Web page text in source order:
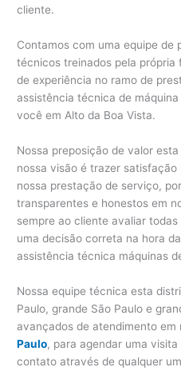
cliente.
Contamos com uma equipe de
técnicos treinados pela própria
de experiência no ramo de
assistência técnica de
você em Alto da Boa Vista.
Nossa preposição de valor
nossa visão é trazer
nossa prestação de serviço,
transparentes e honestos em
sempre ao cliente avaliar
uma decisão correta na hora
assistência técnica máquinas
Nossa equipe técnica esta
Paulo, grande São Paulo e
avançados de atendimento em
Paulo, para agendar uma
contato através de qualquer